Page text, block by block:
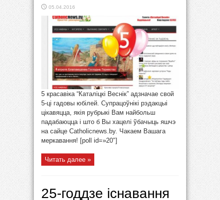
05.04.2016
5 красавіка “Каталіцкі Веснік” адзначае свой
5-ці гадовы юбілей. Супрацоўнікі рэдакцыі
цікавяцца, якія рубрыкі Вам найбольш
падабаюцца і што б Вы хацелі ўбачыць яшчэ
на сайце Catholicnews.by. Чакаем Вашага
меркавання! [poll id=»20″]
Читать далее »
25-годдзе існавання